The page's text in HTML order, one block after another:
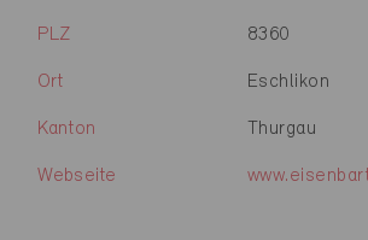
PLZ 8360
Ort Eschlikon
Kanton Thurgau
Webseite